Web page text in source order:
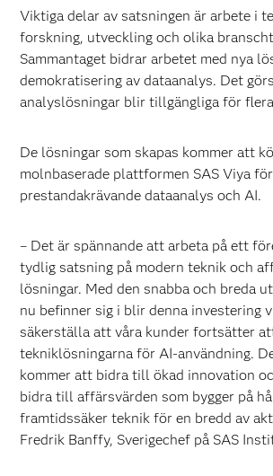
Viktiga delar av satsningen är arbete i
forskning, utveckling och olika
Sammantaget bidrar arbetet med nya
demokratisering av dataanalys. Det
analyslösningar blir tillgängliga för
De lösningar som skapas kommer att
molnbaserade plattformen SAS Viya
prestandakrävande dataanalys och AI.
– Det är spännande att arbeta på ett
tydlig satsning på modern teknik och
lösningar. Med den snabba och breda
nu befinner sig i blir denna investering
säkerställa att våra kunder fortsätter
tekniklösningarna för AI-användning.
kommer att bidra till ökad innovation
bidra till affärsvärden som bygger på
framtidssäker teknik för en bredd av
Fredrik Banffy, Sverigechef på SAS